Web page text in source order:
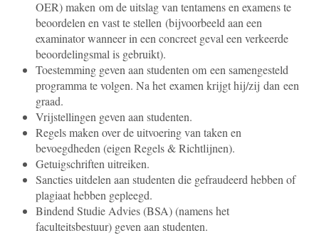
OER) maken om de uitslag van tentamens en examens te
beoordelen en vast te stellen (bijvoorbeeld aan een
examinator wanneer in een concreet geval een verkeerde
beoordelingsmal is gebruikt).
Toestemming geven aan studenten om een samengesteld
programma te volgen. Na het examen krijgt hij/zij dan een
graad.
Vrijstellingen geven aan studenten.
Regels maken over de uitvoering van taken en
bevoegdheden (eigen Regels & Richtlijnen).
Getuigschriften uitreiken.
Sancties uitdelen aan studenten die gefraudeerd hebben of
plagiaat hebben gepleegd.
Bindend Studie Advies (BSA) (namens het
faculteitsbestuur) geven aan studenten.